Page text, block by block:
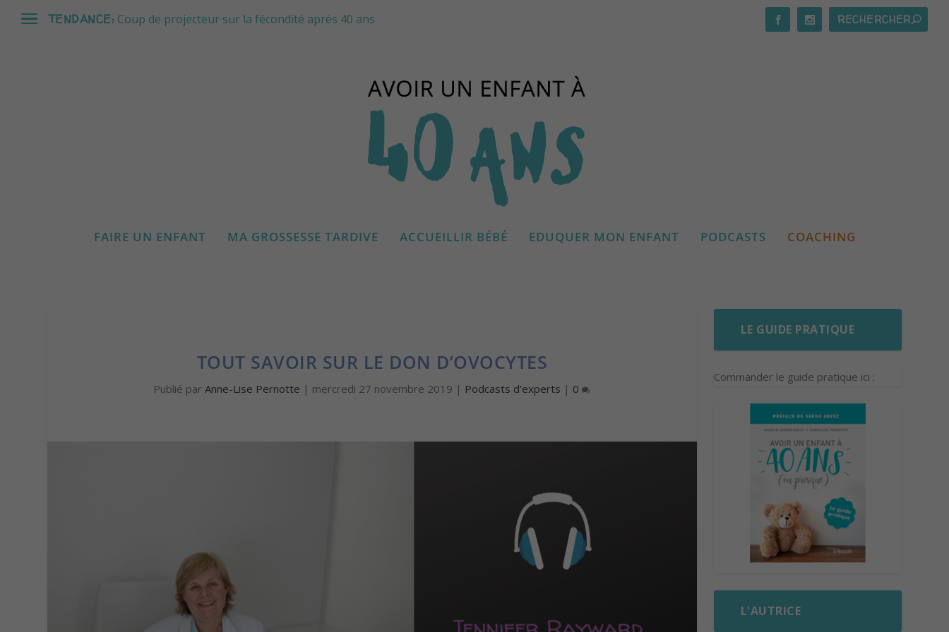
TENDANCE: Coup de projecteur sur la fécondité après 40 ans
FAIRE UN ENFANT MA GROSSESSE TARDIVE ACCUEILLIR BÉBÉ EDUQUER MON ENFANT PODCASTS COACHING
TOUT SAVOIR SUR LE DON D’OVOCYTES
Publié parAnne-Lise Pernotte | mercredi 27 novembre 2019 | Podcasts d'experts | 0
LE GUIDE PRATIQUE
Commander le guide pratique ici :
L'AUTRICE